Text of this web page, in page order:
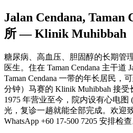
Jalan Cendana, Taman
所 — Klinik Muhibbah
糖尿病、高血压、胆固醇的长期管
医生。住在 Taman Cendana 主干道
Taman Cendana 一带的年长居民，
分钟）马赛的 Klinik Muhibbah 接
1975 年营业至今，院内设有心电图
光，复诊一趟就能全部完成。欢迎
WhatsApp +60 17-500 7205 安排检查